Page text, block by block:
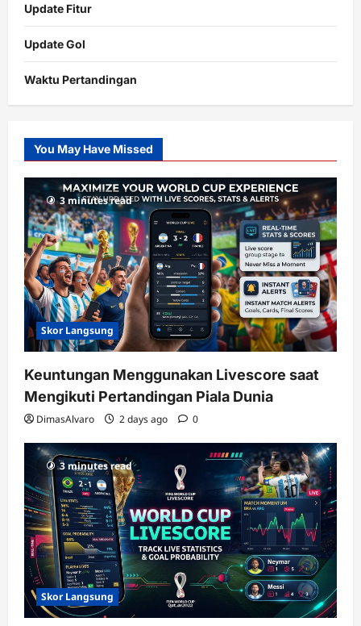
Update Fitur
Update Gol
Waktu Pertandingan
Slot
Gacor
RTP
terupdate
You May Have Missed
3 minutes read
Skor Langsung
Keuntungan Menggunakan Livescore saat
Mengikuti Pertandingan Piala Dunia
DimasAlvaro 2 days ago 0
3 minutes read
Skor Langsung